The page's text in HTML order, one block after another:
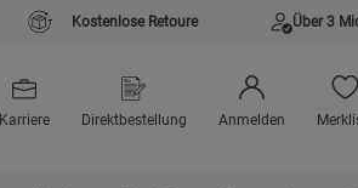
Kostenlose Retoure Über 3
Karriere Direktbestellung Anmelden